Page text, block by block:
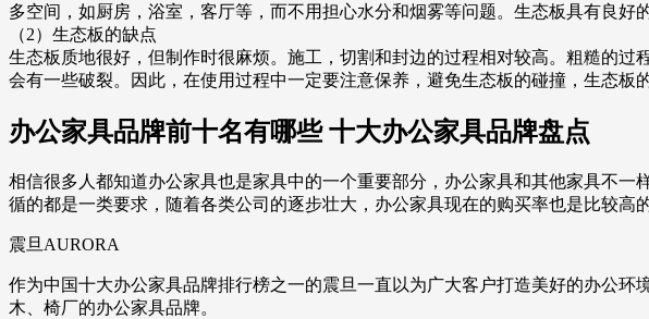
多空间，如厨房，浴室，客厅等，而不用担心水分和烟雾等问题。生态板具有良好
（2）生态板的缺点
生态板质地很好，但制作时很麻烦。施工，切割和封边的过程相对较高。粗糙的
会有一些破裂。因此，在使用过程中一定要注意保养，避免生态板的碰撞，生态板
办公家具品牌前十名有哪些 十大办公家具品牌盘点
相信很多人都知道办公家具也是家具中的一个重要部分，办公家具和其他家具不
循的都是一类要求，随着各类公司的逐步壮大，办公家具现在的购买率也是比较
震旦AURORA
作为中国十大办公家具品牌排行榜之一的震旦一直以为广大客户打造美好的办公
木、椅厂的办公家具品牌。